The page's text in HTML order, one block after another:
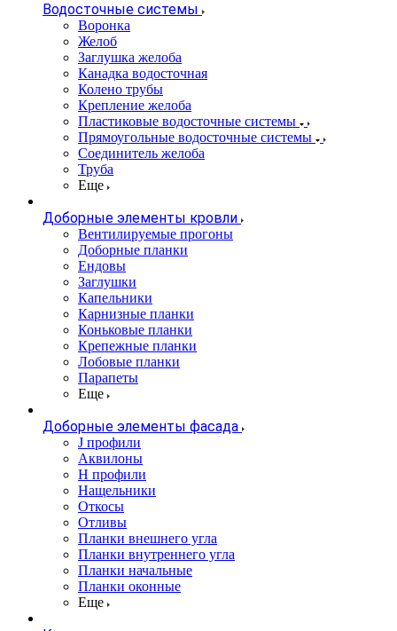
Водосточные системы
Воронка
Желоб
Заглушка желоба
Канадка водосточная
Колено трубы
Крепление желоба
Пластиковые водосточные системы
Прямоугольные водосточные системы
Соединитель желоба
Труба
Еще
Доборные элементы кровли
Вентилируемые прогоны
Доборные планки
Ендовы
Заглушки
Капельники
Карнизные планки
Коньковые планки
Крепежные планки
Лобовые планки
Парапеты
Еще
Доборные элементы фасада
J профили
Аквилоны
Н профили
Нащельники
Откосы
Отливы
Планки внешнего угла
Планки внутреннего угла
Планки начальные
Планки оконные
Еще